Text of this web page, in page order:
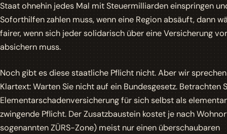
Staat ohnehin jedes Mal mit Steuermilliarden einspringen
Soforthilfen zahlen muss, wenn eine Region absäuft, dann
fairer, wenn sich jeder solidarisch über eine Versicherung
absichern muss.
Noch gibt es diese staatliche Pflicht nicht. Aber wir sprechen
Klartext: Warten Sie nicht auf ein Bundesgesetz. Betrachten
Elementarschadenversicherung für sich selbst als
zwingende Pflicht. Der Zusatzbaustein kostet je nach
sogenannten ZÜRS-Zone) meist nur einen überschaubaren